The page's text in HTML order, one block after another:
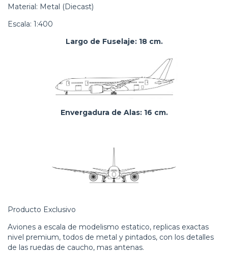
Material: Metal (Diecast)
Escala: 1:400
Largo de Fuselaje: 18 cm.
Envergadura de Alas: 16 cm.
Producto Exclusivo
Aviones a escala de modelismo estatico, replicas exactas
nivel premium, todos de metal y pintados, con los detalles
de las ruedas de caucho, mas antenas.